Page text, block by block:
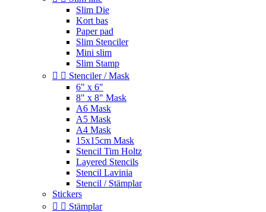
Slim Die
Kort bas
Paper pad
Slim Stenciler
Mini slim
Slim Stamp
  Stenciler / Mask
6" x 6"
8" x 8" Mask
A6 Mask
A5 Mask
A4 Mask
15x15cm Mask
Stencil Tim Holtz
Layered Stencils
Stencil Lavinia
Stencil / Stämplar
Stickers
  Stämplar